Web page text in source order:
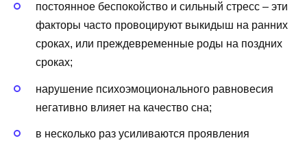
постоянное беспокойство и сильный стресс – эти
факторы часто провоцируют выкидыш на ранних
сроках, или преждевременные роды на поздних
сроках;
нарушение психоэмоционального равновесия
негативно влияет на качество сна;
в несколько раз усиливаются проявления